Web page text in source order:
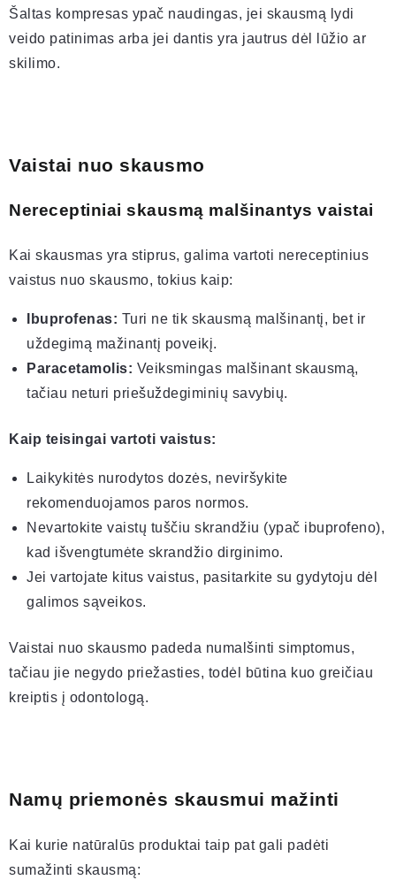
Šaltas kompresas ypač naudingas, jei skausmą lydi
veido patinimas arba jei dantis yra jautrus dėl lūžio ar
skilimo.
Vaistai nuo skausmo
Nereceptiniai skausmą malšinantys vaistai
Kai skausmas yra stiprus, galima vartoti nereceptinius
vaistus nuo skausmo, tokius kaip:
Ibuprofenas: Turi ne tik skausmą malšinantį, bet ir
uždegimą mažinantį poveikį.
Paracetamolis: Veiksmingas malšinant skausmą,
tačiau neturi priešuždegiminių savybių.
Kaip teisingai vartoti vaistus:
Laikykitės nurodytos dozės, neviršykite
rekomenduojamos paros normos.
Nevartokite vaistų tuščiu skrandžiu (ypač ibuprofeno),
kad išvengtumėte skrandžio dirginimo.
Jei vartojate kitus vaistus, pasitarkite su gydytoju dėl
galimos sąveikos.
Vaistai nuo skausmo padeda numalšinti simptomus,
tačiau jie negydo priežasties, todėl būtina kuo greičiau
kreiptis į odontologą.
Namų priemonės skausmui mažinti
Kai kurie natūralūs produktai taip pat gali padėti
sumažinti skausmą: